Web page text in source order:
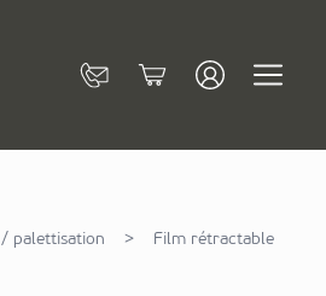
ContactCart
/ palettisation >
Film rétractable